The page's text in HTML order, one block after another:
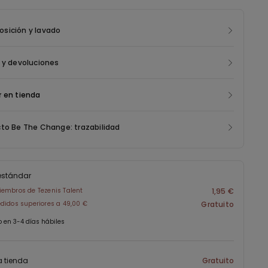
desechadas. Para la creación de esta nueva prenda,
y lavado
y devoluciones
en tienda
Be The Change: trazabilidad
de Tezenis Talent 1,95 €
superiores a 49,00 € Gratuito
en 3-4 días hábiles
tienda Gratuito